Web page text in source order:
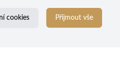
cookies Přijmout vše